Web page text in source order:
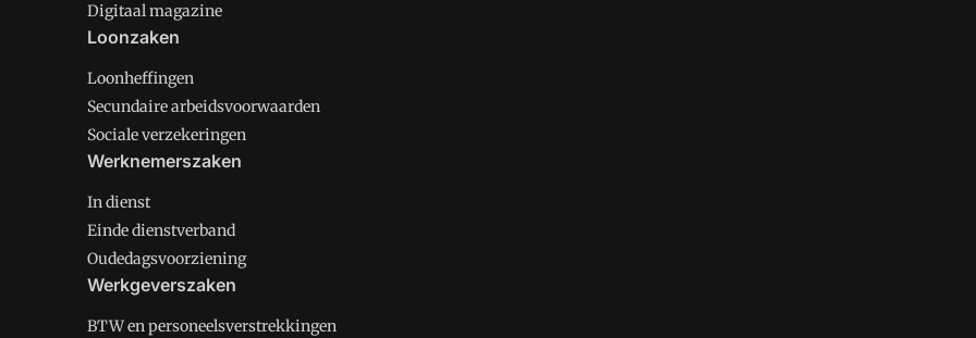
Digitaal magazine
Loonzaken
Loonheffingen
Secundaire arbeidsvoorwaarden
Sociale verzekeringen
Werknemerszaken
In dienst
Einde dienstverband
Oudedagsvoorziening
Werkgeverszaken
BTW en personeelsverstrekkingen